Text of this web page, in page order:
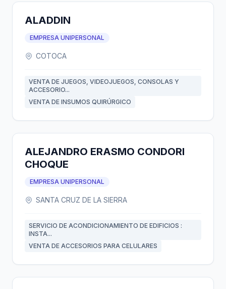
ALADDIN
EMPRESA UNIPERSONAL
COTOCA
VENTA DE JUEGOS, VIDEOJUEGOS, CONSOLAS Y
ACCESORIO...
VENTA DE INSUMOS QUIRÚRGICO
ALEJANDRO ERASMO CONDORI
CHOQUE
EMPRESA UNIPERSONAL
SANTA CRUZ DE LA SIERRA
SERVICIO DE ACONDICIONAMIENTO DE EDIFICIOS :
INSTA...
VENTA DE ACCESORIOS PARA CELULARES